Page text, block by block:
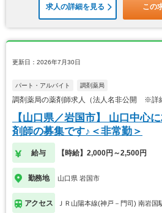
求人の詳細を見る この
更新日：2026年7月30日
パート・アルバイト 調剤薬局
調剤薬局の薬剤師求人（法人名非公開 ※詳
【山口県／岩国市】 山口中心
剤師の募集です♪＜非常勤＞
給与 【時給】2,000円～2,500円
勤務地 山口県 岩国市
アクセス ＪＲ山陽本線(神戸－門司) 南岩国